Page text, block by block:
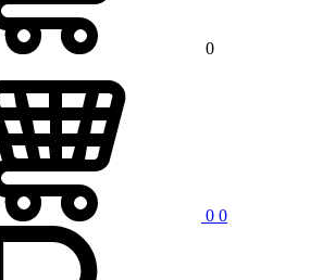
0
0 0